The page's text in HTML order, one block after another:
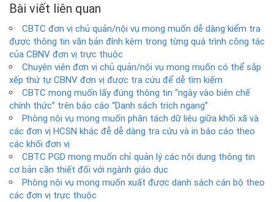
Bài viết liên quan
CBTC đơn vị chủ quản/nội vụ mong muốn dễ dàng kiểm tra
được thông tin văn bản đính kèm trong từng quá trình công tác
của CBNV đơn vị trực thuộc
Chuyên viên đơn vị chủ quản/nội vụ mong muốn có thể sắp
xếp thứ tự CBNV đơn vị được tra cứu để dễ tìm kiếm
CBTC mong muốn lấy đúng thông tin “ngày vào biên chế
chính thức” trên báo cáo “Danh sách trích ngang”
Phòng nội vụ mong muốn phân tách dữ liệu giữa khối xã và
các đơn vị HCSN khác đễ dễ dàng tra cứu và in báo cáo theo
các khối đơn vị
CBTC PGD mong muốn chỉ quản lý các nội dung thông tin
cơ bản cần thiết đối với ngành giáo dục
Phòng nội vụ mong muốn xuất được danh sách cán bộ theo
các đơn vị trực thuộc